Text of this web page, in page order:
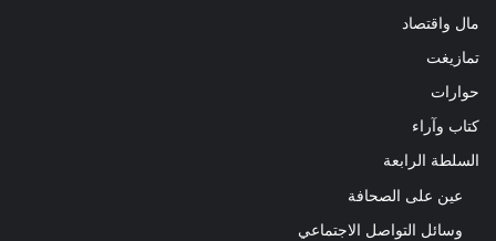
مال واقتصاد
تمازيغت
حوارات
كتاب وآراء
السلطة الرابعة
عين على الصحافة
وسائل التواصل الاجتماعي